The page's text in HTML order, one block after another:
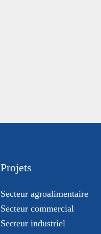
Projets
Secteur agroalimentaire
Secteur commercial
Secteur industriel